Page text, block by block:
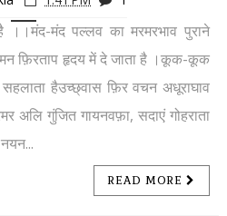
मंद पल्लव का मरमरभाव पुराने
फ़िरताप हृदय में दे जाता है ।कूक-कूक
हैउच्छ्वास फ़िर वचन अधूराघाव
अलि गुंजित गायनवफ़ा, सदाएं गोहराता
READ MORE